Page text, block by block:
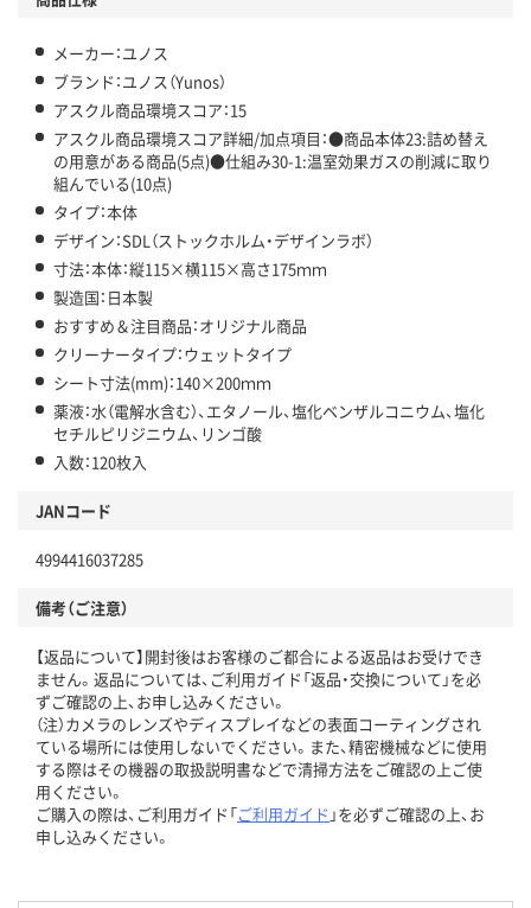
メーカー：ユノス
ブランド：ユノス（Yunos）
アスクル商品環境スコア：15
アスクル商品環境スコア詳細/加点項目：●商品本体23:詰め替え
の用意がある商品(5点)●仕組み30-1:温室効果ガスの削減に取り
組んでいる(10点)
タイプ：本体
デザイン：SDL（ストックホルム・デザインラボ）
寸法：本体：縦115×横115×高さ175ｍｍ
製造国：日本製
おすすめ＆注目商品：オリジナル商品
クリーナータイプ：ウェットタイプ
シート寸法(mm)：140×200ｍｍ
薬液：水（電解水含む）、エタノール、塩化ベンザルコニウム、塩化
セチルピリジニウム、リンゴ酸
入数：120枚入
JANコード
4994416037285
備考（ご注意）
【返品について】開封後はお客様のご都合による返品はお受けでき
ません。返品については、ご利用ガイド「返品・交換について」を必
ずご確認の上、お申し込みください。
（注）カメラのレンズやディスプレイなどの表面コーティングされ
ている場所には使用しないでください。また、精密機械などに使用
する際はその機器の取扱説明書などで清掃方法をご確認の上ご使
用ください。
ご購入の際は、ご利用ガイド「ご利用ガイド 」を必ずご確認の上、お
申し込みください。